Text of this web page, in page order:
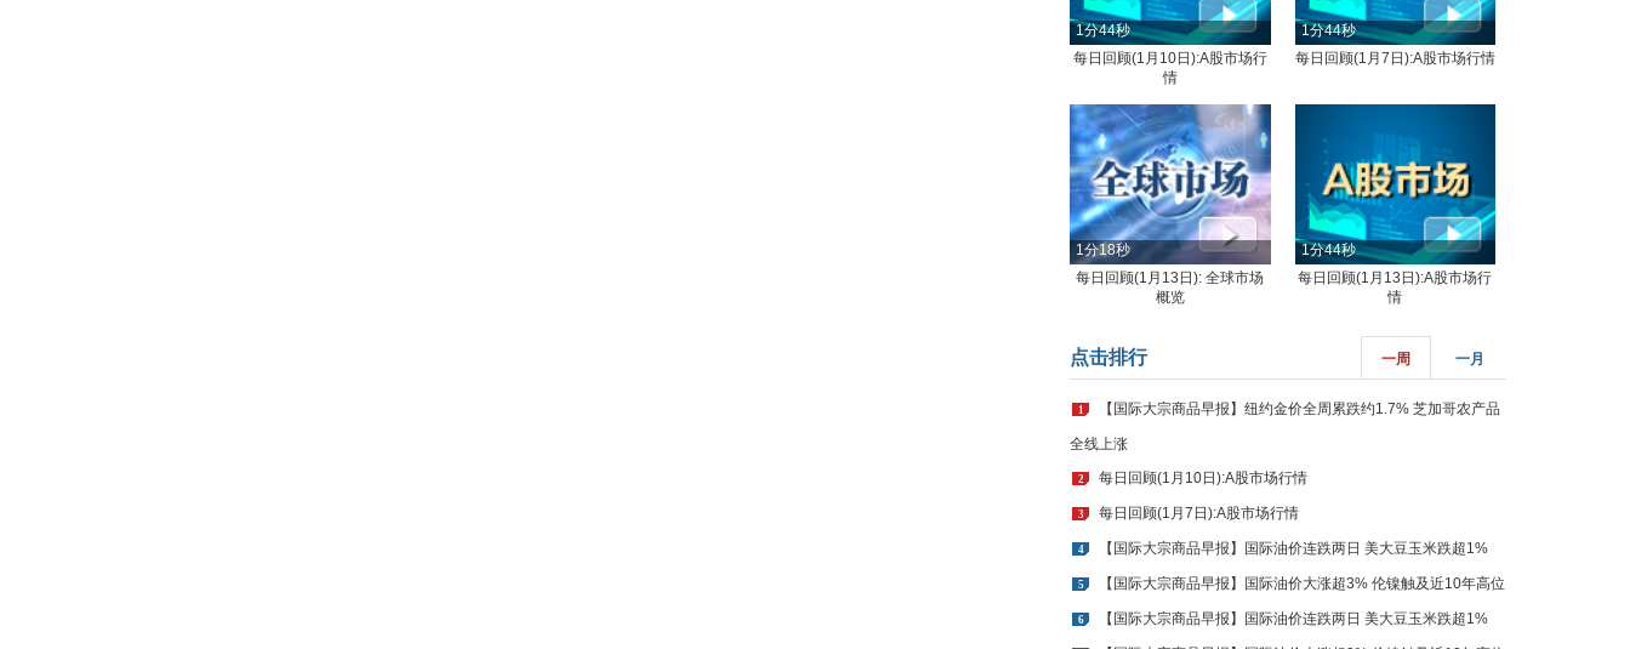
1分44秒
每日回顾(1月10日):A股市场行
情
1分44秒
每日回顾(1月7日):A股市场行情
1分18秒
每日回顾(1月13日): 全球市场
概览
1分44秒
每日回顾(1月13日):A股市场行
情
点击排行 一周 一月
1 【国际大宗商品早报】纽约金价全周累跌约1.7% 芝加哥农产品
全线上涨
2 每日回顾(1月10日):A股市场行情
3 每日回顾(1月7日):A股市场行情
4 【国际大宗商品早报】国际油价连跌两日 美大豆玉米跌超1%
5 【国际大宗商品早报】国际油价大涨超3% 伦镍触及近10年高位
6 【国际大宗商品早报】国际油价连跌两日 美大豆玉米跌超1%